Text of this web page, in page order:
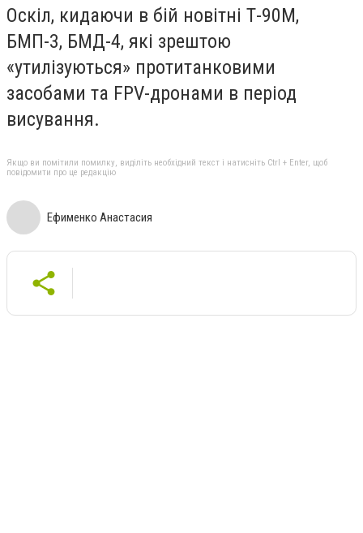
Оскіл, кидаючи в бій новітні Т-90М,
БМП-3, БМД-4, які зрештою
«утилізуються» протитанковими
засобами та FPV-дронами в період
висування.
Якщо ви помітили помилку, виділіть необхідний текст і натисніть Ctrl + Enter, щоб
повідомити про це редакцію
Ефименко Анастасия